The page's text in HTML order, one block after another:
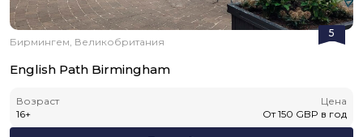
5
Бирмингем, Великобритания
English Path Birmingham
Возраст
16+
Цена
От 150 GBP в год